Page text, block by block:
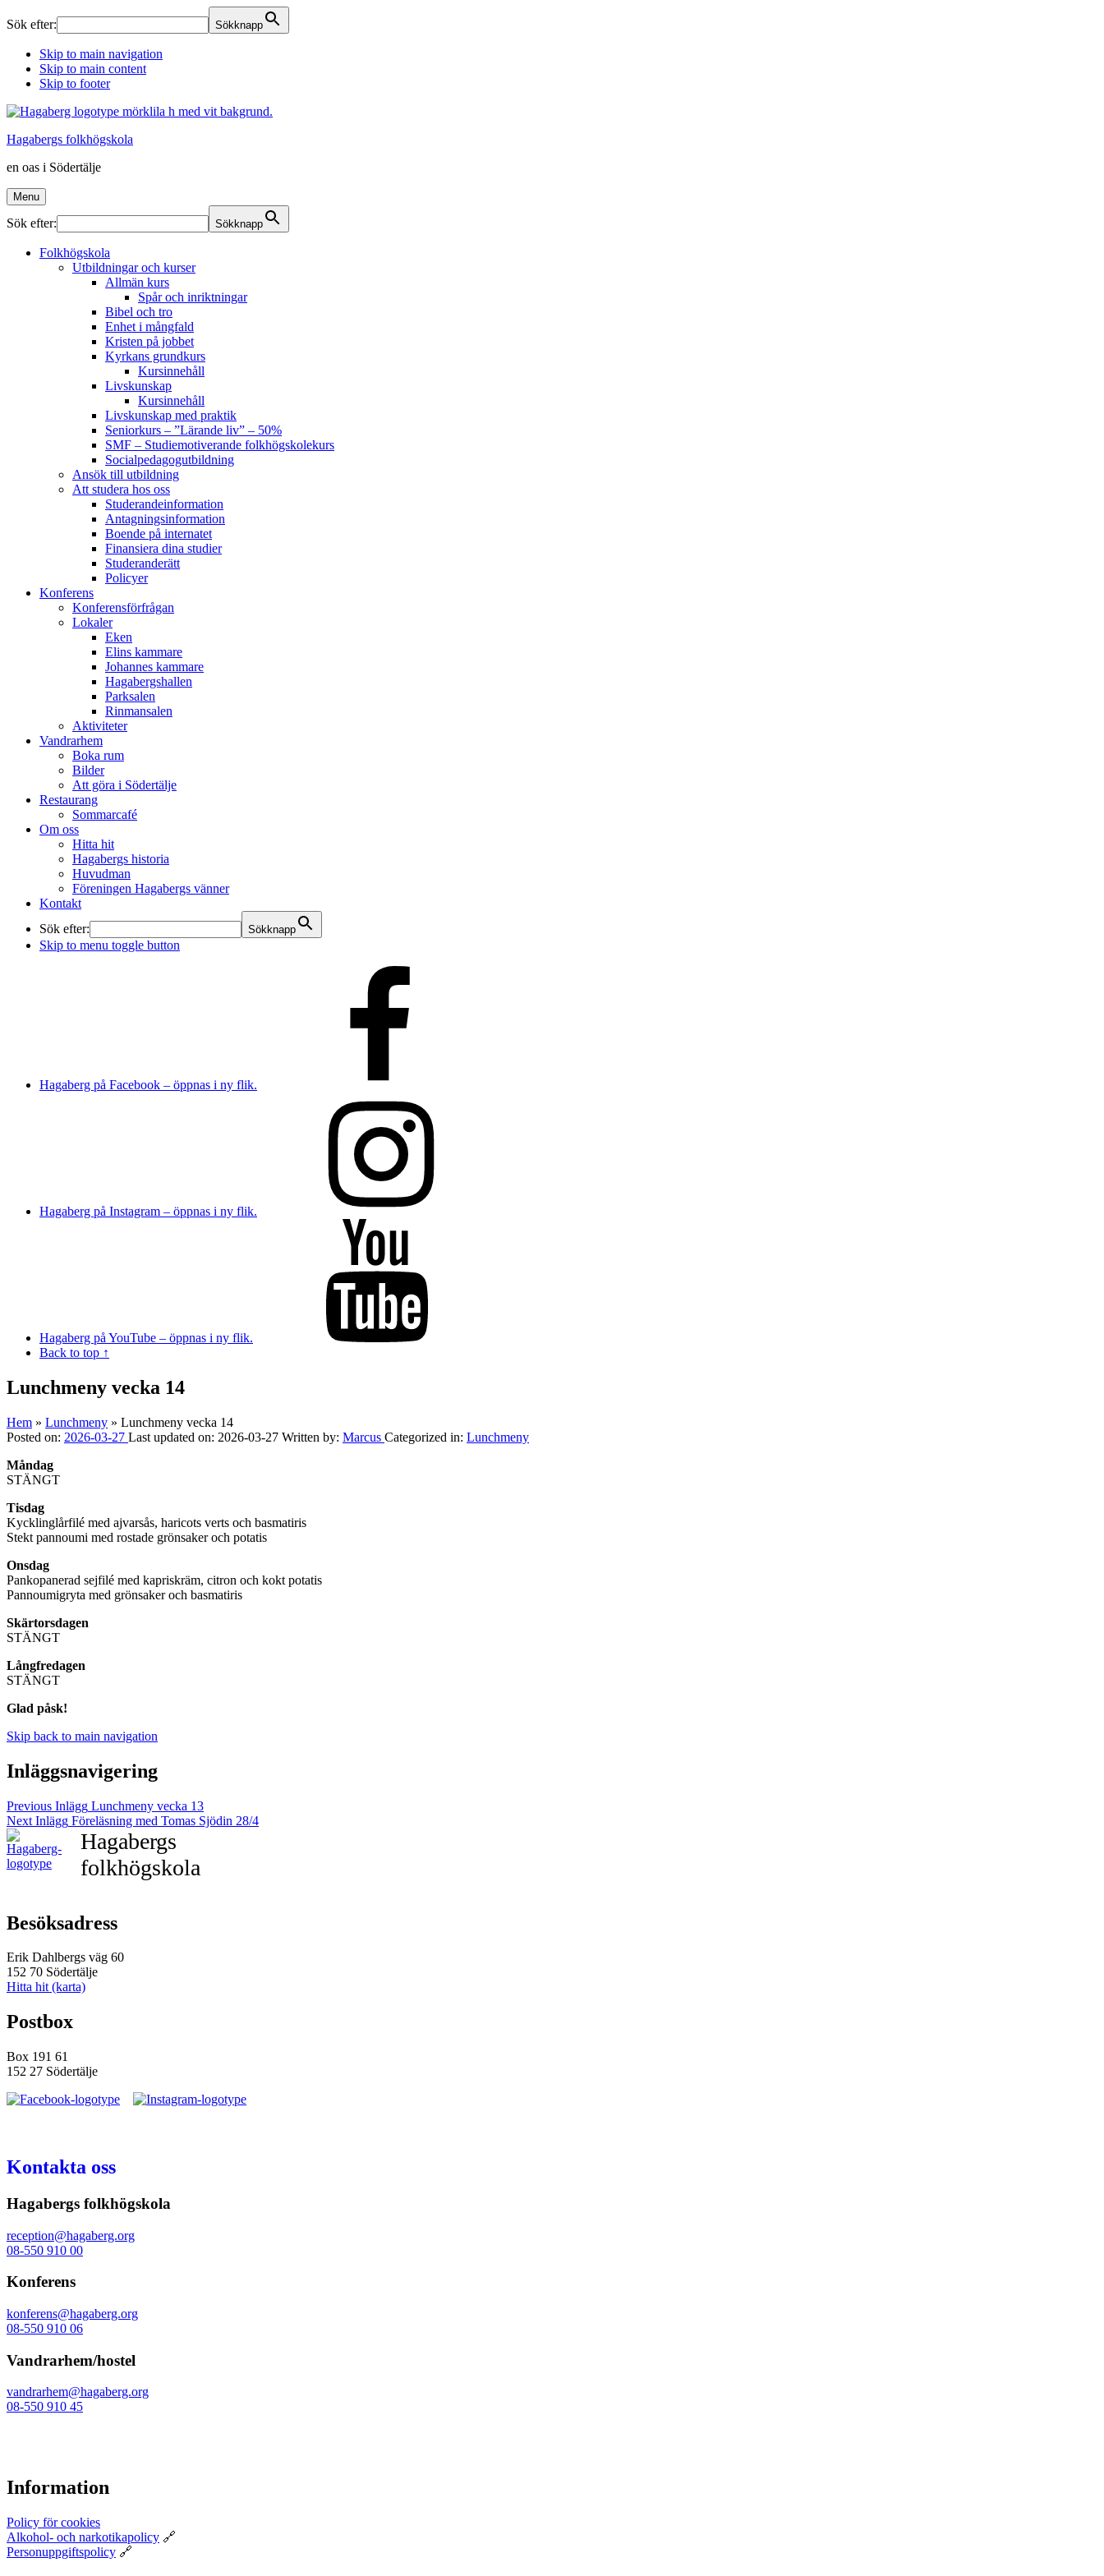
Sök efter: Sökknapp
Skip to main navigation
Skip to main content
Skip to footer
Hagabergs folkhögskola
en oas i Södertälje
Menu
Sök efter: Sökknapp
Folkhögskola
Utbildningar och kurser
Allmän kurs
Spår och inriktningar
Bibel och tro
Enhet i mångfald
Kristen på jobbet
Kyrkans grundkurs
Kursinnehåll
Livskunskap
Kursinnehåll
Livskunskap med praktik
Seniorkurs – ”Lärande liv” – 50%
SMF – Studiemotiverande folkhögskolekurs
Socialpedagog­utbildning
Ansök till utbildning
Att studera hos oss
Studerande­information
Antagningsinformation
Boende på internatet
Finansiera dina studier
Studeranderätt
Policyer
Konferens
Konferens­förfrågan
Lokaler
Eken
Elins kammare
Johannes kammare
Hagabergshallen
Parksalen
Rinmansalen
Aktiviteter
Vandrarhem
Boka rum
Bilder
Att göra i Södertälje
Restaurang
Sommarcafé
Om oss
Hitta hit
Hagabergs historia
Huvudman
Föreningen Hagabergs vänner
Kontakt
Sök efter:
Sökknapp
Skip to menu toggle button
Hagaberg på Facebook – öppnas i ny flik.
Hagaberg på Instagram – öppnas i ny flik.
Hagaberg på YouTube – öppnas i ny flik.
Back to top ↑
Lunchmeny vecka 14
Hem » Lunchmeny » Lunchmeny vecka 14
Posted on: 2026-03-27 Last updated on: 2026-03-27 Written by: Marcus Categorized in: Lunchmeny
Måndag
STÄNGT
Tisdag
Kycklinglårfilé med ajvarsås, haricots verts och basmatiris
Stekt pannoumi med rostade grönsaker och potatis
Onsdag
Pankopanerad sejfilé med kapriskräm, citron och kokt potatis
Pannoumigryta med grönsaker och basmatiris
Skärtorsdagen
STÄNGT
Långfredagen
STÄNGT
Glad påsk!
Skip back to main navigation
Inläggsnavigering
Previous Inlägg Lunchmeny vecka 13
Next Inlägg Föreläsning med Tomas Sjödin 28/4
Hagabergs
folkhögskola
Besöksadress
Erik Dahlbergs väg 60
152 70 Södertälje
Hitta hit (karta)
Postbox
Box 191 61
152 27 Södertälje
Kontakta oss
Hagabergs folkhögskola
reception@hagaberg.org
08-550 910 00
Konferens
konferens@hagaberg.org
08-550 910 06
Vandrarhem/hostel
vandrarhem@hagaberg.org
08-550 910 45
Information
Policy för cookies
Alkohol- och narkotikapolicy 🔗
Personuppgiftspolicy 🔗